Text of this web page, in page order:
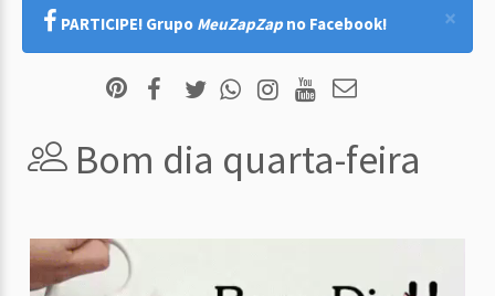
×
PARTICIPE! Grupo MeuZapZap no Facebook!
Bom dia quarta-feira